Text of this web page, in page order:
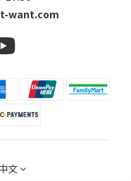
want.com
文